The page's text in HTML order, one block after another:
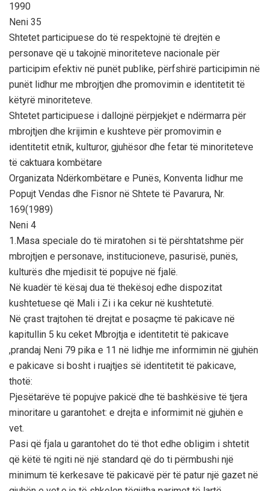
1990
Neni 35
Shtetet participuese do të respektojnë të drejtën e
personave që u takojnë minoriteteve nacionale për
participim efektiv në punët publike, përfshirë participimin në
punët lidhur me mbrojtjen dhe promovimin e identitetit të
këtyrë minoriteteve.
Shtetet participuese i dallojnë përpjekjet e ndërmarra për
mbrojtjen dhe krijimin e kushteve për promovimin e
identitetit etnik, kulturor, gjuhësor dhe fetar të minoriteteve
të caktuara kombëtare
Organizata Ndërkombëtare e Punës, Konventa lidhur me
Popujt Vendas dhe Fisnor në Shtete të Pavarura, Nr.
169(1989)
Neni 4
1.Masa speciale do të miratohen si të përshtatshme për
mbrojtjen e personave, institucioneve, pasurisë, punës,
kulturës dhe mjedisit të popujve në fjalë.
Në kuadër të kësaj dua të thekësoj edhe dispozitat
kushtetuese që Mali i Zi i ka cekur në kushtetutë.
Në çrast trajtohen të drejtat e posaçme të pakicave në
kapitullin 5 ku ceket Mbrojtja e identitetit të pakicave
,prandaj Neni 79 pika e 11 në lidhje me informimin në gjuhën
e pakicave si bosht i ruajtjes së identitetit të pakicave,
thotë:
Pjesëtarëve të popujve pakicë dhe të bashkësive të tjera
minoritare u garantohet: e drejta e informimit në gjuhën e
vet.
Pasi që fjala u garantohet do të thot edhe obligim i shtetit
që këtë të ngiti në një standard që do ti përmbushi një
minimum të kerkesave të pakicavë për të patur një gazet në